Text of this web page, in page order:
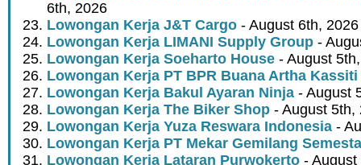
6th, 2026
Lowongan Kerja J&T Cargo - August 6th, 2026
Lowongan Kerja LIMANI Supply Group -
Lowongan Kerja Soeharto House - August
Lowongan Kerja PT BPR Buana Artha Kassiti
Lowongan Kerja Bakul Ayaran Ninja - August
Lowongan Kerja The Biker Shop - August 5th,
Lowongan Kerja Yuza Reswara Indonesia -
Lowongan Kerja PT Mekar Gemilang Semesta
Lowongan Kerja Lataran Purwokerto -